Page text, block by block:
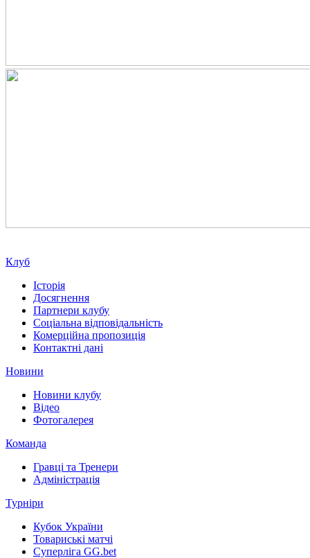
Клуб
Історія
Досягнення
Партнери клубу
Соціальна відповідальність
Комерційна пропозиція
Контактні дані
Новини
Новини клубу
Відео
Фотогалерея
Команда
Гравці та Тренери
Адміністрація
Турніри
Кубок України
Товариські матчі
Суперліга GG.bet